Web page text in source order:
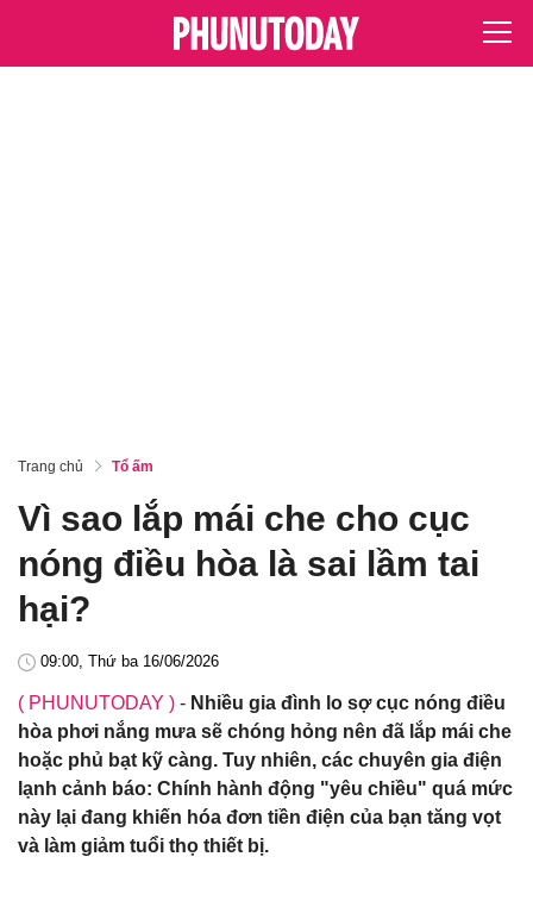
Trang chủ Tổ ấm
Vì sao lắp mái che cho cục
nóng điều hòa là sai lầm tai
hại?
09:00, Thứ ba 16/06/2026
( PHUNUTODAY ) - Nhiều gia đình lo sợ cục nóng điều
hòa phơi nắng mưa sẽ chóng hỏng nên đã lắp mái che
hoặc phủ bạt kỹ càng. Tuy nhiên, các chuyên gia điện
lạnh cảnh báo: Chính hành động "yêu chiều" quá mức
này lại đang khiến hóa đơn tiền điện của bạn tăng vọt
và làm giảm tuổi thọ thiết bị.